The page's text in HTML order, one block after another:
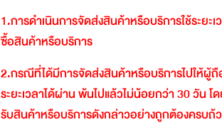
1.การดำเนินการจัดส่งสินค้าหรือบริการใช้ระยะ
ซื้อสินค้าหรือบริการ
2.กรณีที่ได้มีการจัดส่งสินค้าหรือบริการไปให้ผู้
ระยะเวลาได้ผ่านพ้นไปแล้วไม่น้อยกว่า30วันโ
รับสินค้าหรือบริการดังกล่าวอย่างถูกต้องครบ